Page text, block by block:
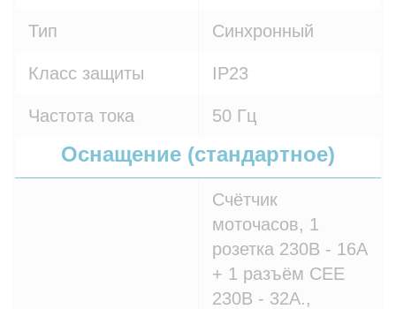
Тип Синхронный
Класс защиты IP23
Частота тока 50 Гц
Оснащение (стандартное)
Счётчик
моточасов, 1
розетка 230В - 16A
+ 1 разъём СЕЕ
230В - 32A.,